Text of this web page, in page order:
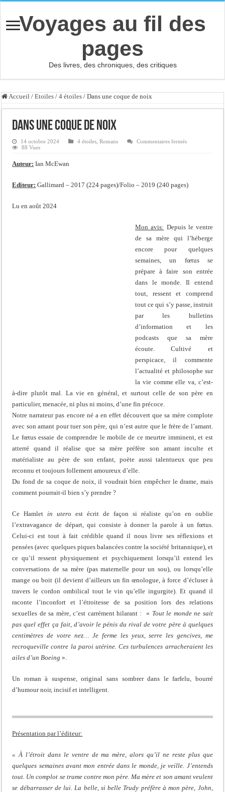
Voyages au fil des
pages
Des livres, des chroniques, des critiques
Accueil / Etoiles / 4 étoiles / Dans une coque de noix
Dans une coque de noix
14 octobre 2024 4 étoiles ,Romans Commentaires ferméssur
88 Vues
Auteur: Ian McEwan
Editeur: Gallimard – 2017 (224 pages)/Folio – 2019 (240 pages)
Lu en août 2024
Mon avis: Depuis le ventre
de sa mère qui l’héberge
encore pour quelques
semaines, un fœtus se
prépare à faire son entrée
dans le monde. Il entend
tout, ressent et comprend
tout ce qui s’y passe, instruit
par les bulletins
d’information et les
podcasts que sa mère
écoute. Cultivé et
perspicace, il commente
l’actualité et philosophe sur
la vie comme elle va, c’est-
à-dire plutôt mal. La vie en général, et surtout celle de son père en
particulier, menacée, ni plus ni moins, d’une fin précoce.
Notre narrateur pas encore né a en effet découvert que sa mère complote
avec son amant pour tuer son père, qui n’est autre que le frère de l’amant.
Le fœtus essaie de comprendre le mobile de ce meurtre imminent, et est
atterré quand il réalise que sa mère préfère son amant inculte et
matérialiste au père de son enfant, poète aussi talentueux que peu
reconnu et toujours follement amoureux d’elle.
Du fond de sa coque de noix, il voudrait bien empêcher le drame, mais
comment pourrait-il bien s’y prendre ?
Ce Hamletin utero est écrit de façon si réaliste qu’on en oublie
l’extravagance de départ, qui consiste à donner la parole à un fœtus.
Celui-ci est tout à fait crédible quand il nous livre ses réflexions et
pensées (avec quelques piques balancées contre la société britannique), et
ce qu’il ressent physiquement et psychiquement lorsqu’il entend les
conversations de sa mère (pas maternelle pour un sou), ou lorsqu’elle
mange ou boit (il devient d’ailleurs un fin œnologue, à force d’écluser à
travers le cordon ombilical tout le vin qu’elle ingurgite). Et quand il
raconte l’inconfort et l’étroitesse de sa position lors des relations
sexuelles de sa mère, c’est carrément hilarant : « Tout le monde ne sait
pas quel effet ça fait, d’avoir le pénis du rival de votre père à quelques
centimètres de votre nez… Je ferme les yeux, serre les gencives, me
recroqueville contre la paroi utérine. Ces turbulences arracheraient les
ailes d’un Boeing ».
Un roman à suspense, original sans sombrer dans le farfelu, bourré
d’humour noir, incisif et intelligent.
Présentation par l’éditeur:
« À l’étroit dans le ventre de ma mère, alors qu’il ne reste plus que
quelques semaines avant mon entrée dans le monde, je veille. J’entends
tout. Un complot se trame contre mon père. Ma mère et son amant veulent
se débarrasser de lui. La belle, si belle Trudy préfère à mon père, John,